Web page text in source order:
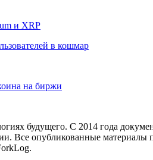
и XRP
в кошмар
на биржи
будущего. С 2014 года
Все опубликованные материалы